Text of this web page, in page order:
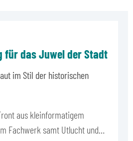
für das Juwel der Stadt
im Stil der historischen
aus kleinformatigem
Fachwerk samt Utlucht und…